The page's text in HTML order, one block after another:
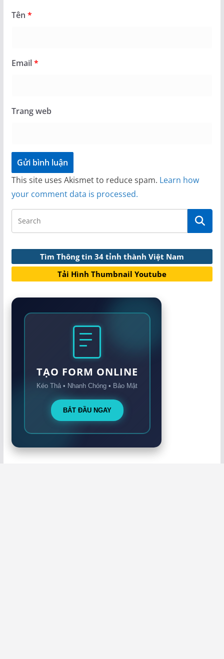
Tên *
Email*
Trang web
This site uses Akismet to reduce spam. Learn how
your comment data is processed.
Tìm Thông tin 34 tỉnh thành Việt Nam
Tải Hình Thumbnail Youtube
TẠO FORM ONLINE
Kéo Thả • Nhanh Chóng • Bảo Mật
BẮT ĐẦU NGAY